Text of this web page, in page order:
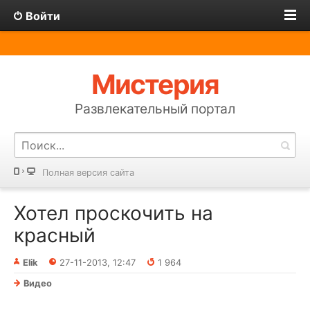
Войти
Мистерия
Развлекательный портал
Полная версия сайта
Хотел проскочить на
красный
Elik 27-11-2013, 12:47
1 964
Видео